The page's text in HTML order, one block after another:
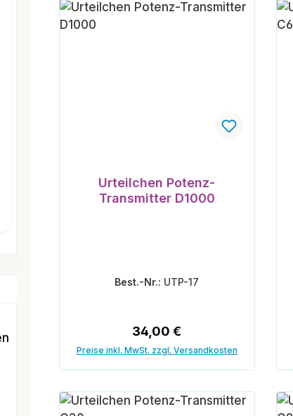
Urteilchen Potenz-
Transmitter D1000
Best.-Nr.: UTP-17
Regulärer Preis:
34,00 €
Preise inkl. MwSt. zzgl. Versandkosten